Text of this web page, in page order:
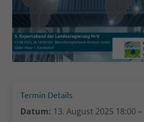
Termin Details
Datum: 13. August 2025 18:00 –